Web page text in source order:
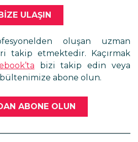
ULAŞIN
oluşan uzman
takip etmektedir. Kaçırmak
bizi takip edin veya
abone olun.
ABONE OLUN